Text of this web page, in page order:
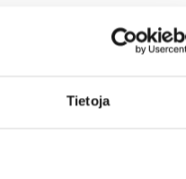
Tietoja
yrittäjänä, joka on
Hän valmistui parturi-
Nivalassa, Kärsämäellä
oman kampaamoalan